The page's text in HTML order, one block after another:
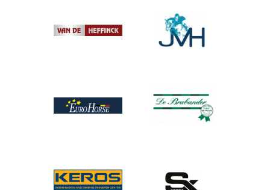
Afbeelding
Afbeelding
Afbeelding
Afbeelding
Afbeelding
Afbeelding